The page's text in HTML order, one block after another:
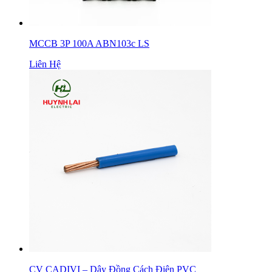
MCCB 3P 100A ABN103c LS
Liên Hệ
CV CADIVI – Dây Đồng Cách Điện PVC